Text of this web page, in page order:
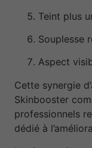
Teint plus
Souplesse
Aspect
Cette synergie
Skinbooster
professionnels
dédié à